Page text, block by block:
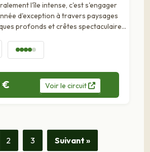
l'île intense, c'est s'engager
d'exception à travers paysages
profonds et crêtes spectaculaires
€ Voirle circuit
2 3 Suivant »